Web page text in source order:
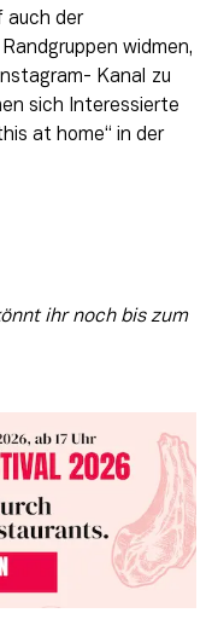
auch der
widmen,
Kanal zu
sich Interessierte
at home“ in der
ihr noch bis zum